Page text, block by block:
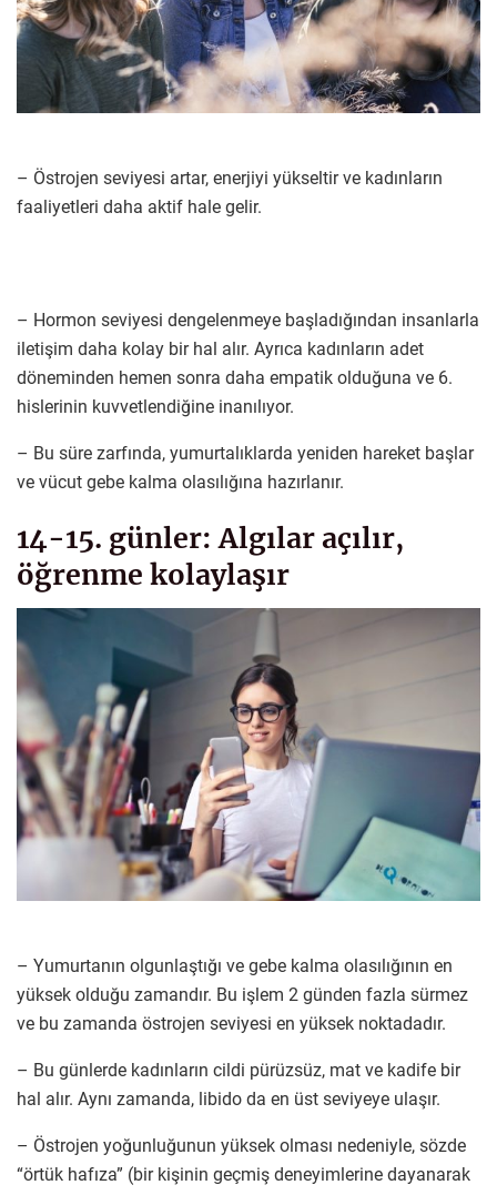
– Östrojen seviyesi artar, enerjiyi yükseltir ve kadınların
faaliyetleri daha aktif hale gelir.
– Hormon seviyesi dengelenmeye başladığından insanlarla
iletişim daha kolay bir hal alır. Ayrıca kadınların adet
döneminden hemen sonra daha empatik olduğuna ve 6.
hislerinin kuvvetlendiğine inanılıyor.
– Bu süre zarfında, yumurtalıklarda yeniden hareket başlar
ve vücut gebe kalma olasılığına hazırlanır.
14-15. günler: Algılar açılır,
öğrenme kolaylaşır
– Yumurtanın olgunlaştığı ve gebe kalma olasılığının en
yüksek olduğu zamandır. Bu işlem 2 günden fazla sürmez
ve bu zamanda östrojen seviyesi en yüksek noktadadır.
– Bu günlerde kadınların cildi pürüzsüz, mat ve kadife bir
hal alır. Aynı zamanda, libido da en üst seviyeye ulaşır.
– Östrojen yoğunluğunun yüksek olması nedeniyle, sözde
“örtük hafıza” (bir kişinin geçmiş deneyimlerine dayanarak